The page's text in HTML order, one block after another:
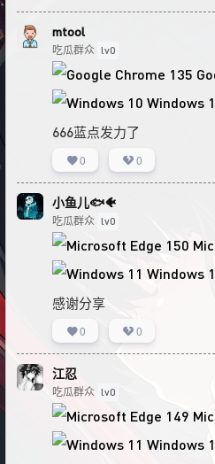
mtool
吃瓜群众 lv0
Windows
666蓝点发力了
0 0
小鱼儿🐟🐠
吃瓜群众 lv0
Windows
感谢分享
0 0
江忍
吃瓜群众 lv0
Windows